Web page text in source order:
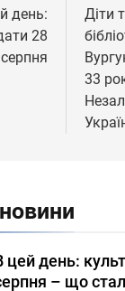
день:
28
серпня
Діти
33
цей день:
– що